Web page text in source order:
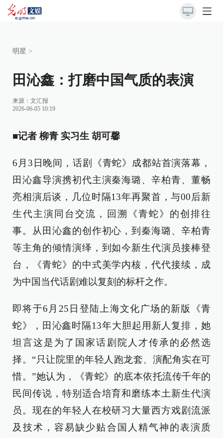
明星 >
田沁鑫：打磨中国气质的表演
来源： 文汇报
2026-06-05 10:19
■记者 柳青 实习生 胡可馨
6月3日晚间，话剧《青蛇》成都站首演落幕，
田沁鑫导演携初代主演秦海璐、辛柏青、董畅
亮相演后谈，几位时隔13年再聚首，与00后新
生代主演同台交流，回溯《青蛇》的创排往
事。从田沁鑫的创作初心，到秦海璐、辛柏青
等主角的倾情演绎，到如今新生代演员接棒登
台，《青蛇》的中式美学内核，代代接续，成
为中国当代话剧难以复刻的标杆之作。
即将于6月25日登陆上海文化广场的新版《青
蛇》，田沁鑫时隔13年大胆起用新人复排，她
坦言这是为了国家话剧院人才传承的必然选
择。“只让院里的年轻人跑龙套、演配角实在可
惜。”她认为，《青蛇》的底本依托流传千年的
民间传说，特别适合培育和磨练本土新生代演
员。现在的年轻人在校研习大量西方戏剧流派
及技术，容易缺少贴合国人精气神的表演质